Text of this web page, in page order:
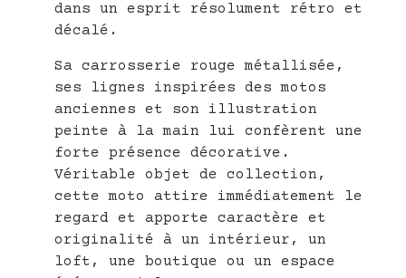
dans un esprit résolument rétro et
décalé.
Sa carrosserie rouge métallisée,
ses lignes inspirées des motos
anciennes et son illustration
peinte à la main lui confèrent une
forte présence décorative.
Véritable objet de collection,
cette moto attire immédiatement le
regard et apporte caractère et
originalité à un intérieur, un
loft, une boutique ou un espace